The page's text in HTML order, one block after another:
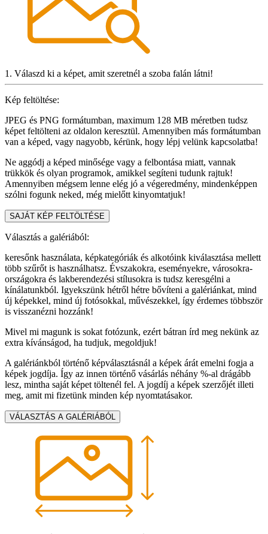
1. Válaszd ki a képet, amit szeretnél a szoba falán látni!
Kép feltöltése:
JPEG és PNG formátumban, maximum 128 MB méretben tudsz
képet feltölteni az oldalon keresztül. Amennyiben más formátumban
van a képed, vagy nagyobb, kérünk, hogy lépj velünk kapcsolatba!
Ne aggódj a képed minősége vagy a felbontása miatt, vannak
trükkök és olyan programok, amikkel segíteni tudunk rajtuk!
Amennyiben mégsem lenne elég jó a végeredmény, mindenképpen
szólni fogunk neked, még mielőtt kinyomtatjuk!
SAJÁT KÉP FELTÖLTÉSE
Választás a galériából:
keresőnk használata, képkategóriák és alkotóink kiválasztása mellett
több szűrőt is használhatsz. Évszakokra, eseményekre, városokra-
országokra és lakberendezési stílusokra is tudsz keresgélni a
kínálatunkból. Igyekszünk hétről hétre bővíteni a galériánkat, mind
új képekkel, mind új fotósokkal, művészekkel, így érdemes többször
is visszanézni hozzánk!
Mivel mi magunk is sokat fotózunk, ezért bátran írd meg nekünk az
extra kívánságod, ha tudjuk, megoldjuk!
A galériánkból történő képválasztásnál a képek árát emelni fogja a
képek jogdíja. Így az innen történő vásárlás néhány %-al drágább
lesz, mintha saját képet töltenél fel. A jogdíj a képek szerzőjét illeti
meg, amit mi fizetünk minden kép nyomtatásakor.
VÁLASZTÁS A GALÉRIÁBÓL